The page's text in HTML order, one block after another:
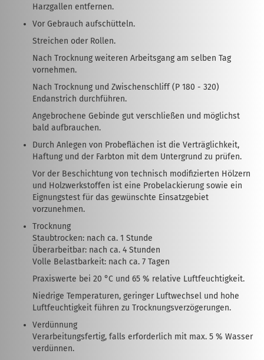
Harzgallen entfernen.
Vor Gebrauch aufschütteln.
Streichen oder Rollen.
Nach Trocknung weiteren Arbeitsgang am selben Tag
vornehmen.
Nach Trocknung und Zwischenschliff (P 180 - 320)
Endanstrich durchführen.
Angebrochene Gebinde gut verschließen und möglichst
bald aufbrauchen.
Durch Anlegen von Probeflächen ist die Verträglichkeit,
Haftung und der Farbton mit dem Untergrund zu prüfen.
Vor der Beschichtung von technisch modifizierten Hölzern
und Holzwerkstoffen ist eine Probelackierung sowie ein
Eignungstest für das gewünschte Einsatzgebiet
vorzunehmen.
Trocknung
Staubtrocken: nach ca. 1 Stunde
Überarbeitbar: nach ca. 4 Stunden
Volle Belastbarkeit: nach ca. 7 Tagen
Praxiswerte bei 20 °C und 65 % relative Luftfeuchtigkeit.
Niedrige Temperaturen, geringer Luftwechsel und hohe
Luftfeuchtigkeit führen zu Trocknungsverzögerungen.
Verdünnung
Verarbeitungsfertig, falls erforderlich mit max. 5 % Wasser
verdünnen.